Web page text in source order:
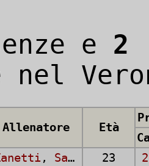
e 2
nel
Allenatore Età
, Sammarco 23